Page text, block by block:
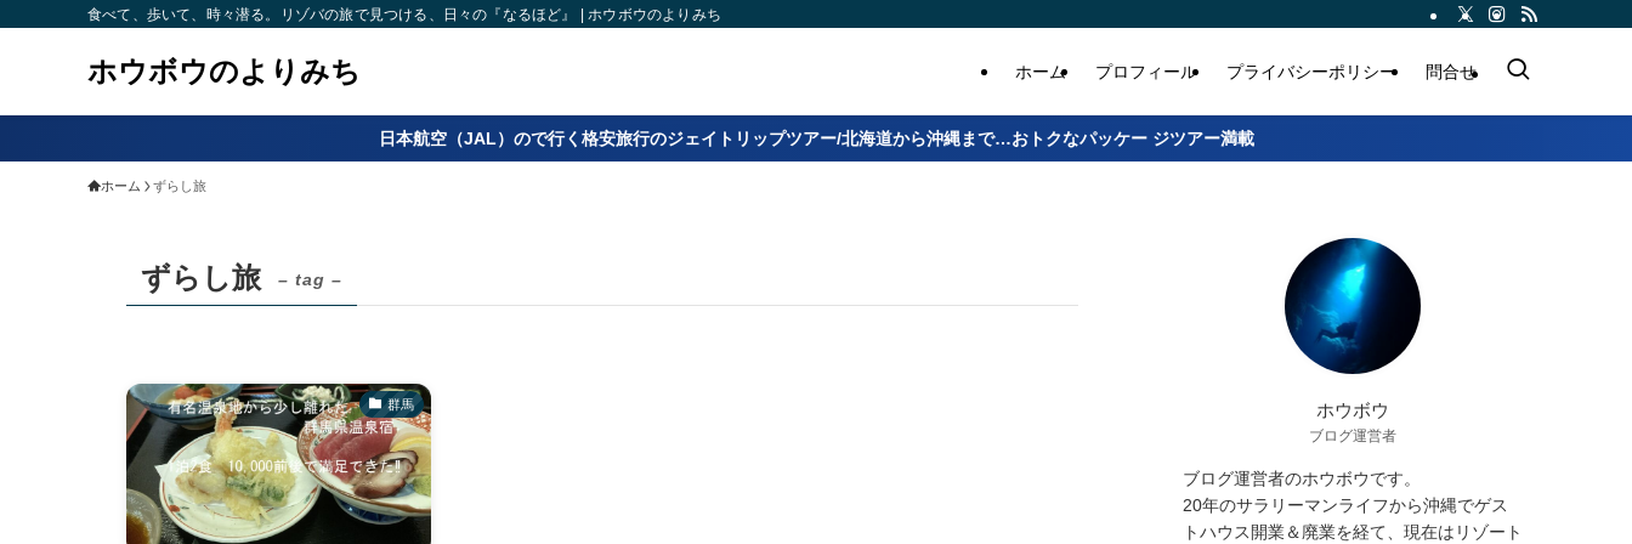
食べて、歩いて、時々潜る。リゾバの旅で見つける、日々の『なるほど』 | ホウボウのよりみち
ホウボウのよりみち ホーム プロフィール プライバシーポリシー 問合せ
日本航空（JAL）ので行く格安旅行のジェイトリップツアー/北海道から沖縄まで…おトクなパッケー ジツアー満載
ホーム ずらし旅
ずらし旅 – tag –
群馬 ホウボウ
ブログ運営者
ブログ運営者のホウボウです。
20年のサラリーマンライフから沖縄でゲス
トハウス開業＆廃業を経て、現在はリゾート